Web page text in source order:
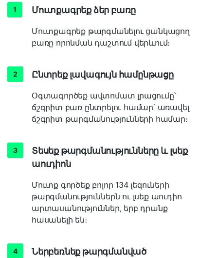
Մուտքագրեք ձեր բառը
Մուտքագրեք թարգմանելու ցանկացող
բառը որոնման դաշտում վերևում։
Ընտրեք լավագույն համընթացը
Օգտագործեք ավտոմատ լրացումը՝
ճշգրիտ բառ ընտրելու համար՝ առավել
ճշգրիտ թարգմանությունների համար։
Տեսեք թարգմանությունները և լսեք
աուդիոն
Մուտք գործեք բոլոր 134 լեզուների
թարգմանություններն ու լսեք աուդիո
արտասանություններ, երբ դրանք
հասանելի են։
Ներբեռնեք թարգմանված